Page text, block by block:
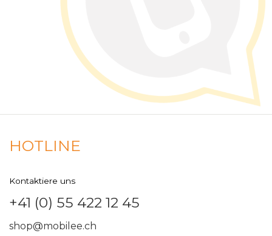
HOTLINE
Kontaktiere uns
+41 (0) 55 422 12 45
shop@mobilee.ch